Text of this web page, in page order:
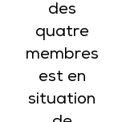
des
quatre
membres
est en
situation